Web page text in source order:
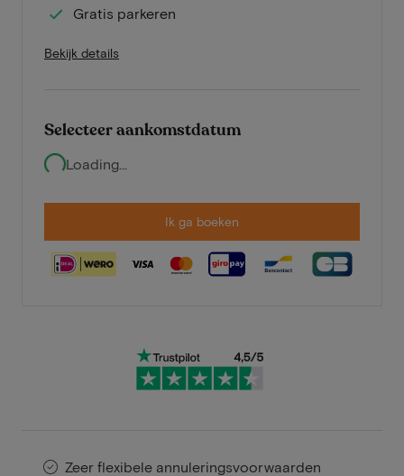
Gratis parkeren
Bekijk details
Selecteer aankomstdatum
Loading...
Ik ga boeken
Zeer flexibele annuleringsvoorwaarden